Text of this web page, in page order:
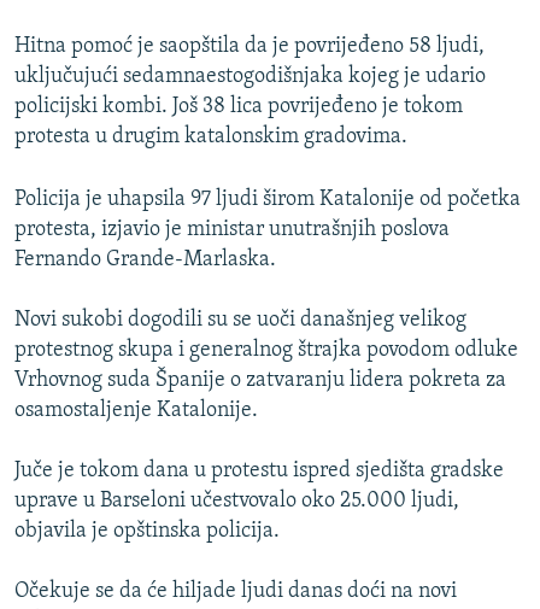
Hitna pomoć je saopštila da je povrijeđeno 58 ljudi,
uključujući sedamnaestogodišnjaka kojeg je udario
policijski kombi. Još 38 lica povrijeđeno je tokom
protesta u drugim katalonskim gradovima.
Policija je uhapsila 97 ljudi širom Katalonije od početka
protesta, izjavio je ministar unutrašnjih poslova
Fernando Grande-Marlaska.
Novi sukobi dogodili su se uoči današnjeg velikog
protestnog skupa i generalnog štrajka povodom odluke
Vrhovnog suda Španije o zatvaranju lidera pokreta za
osamostaljenje Katalonije.
Juče je tokom dana u protestu ispred sjedišta gradske
uprave u Barseloni učestvovalo oko 25.000 ljudi,
objavila je opštinska policija.
Očekuje se da će hiljade ljudi danas doći na novi